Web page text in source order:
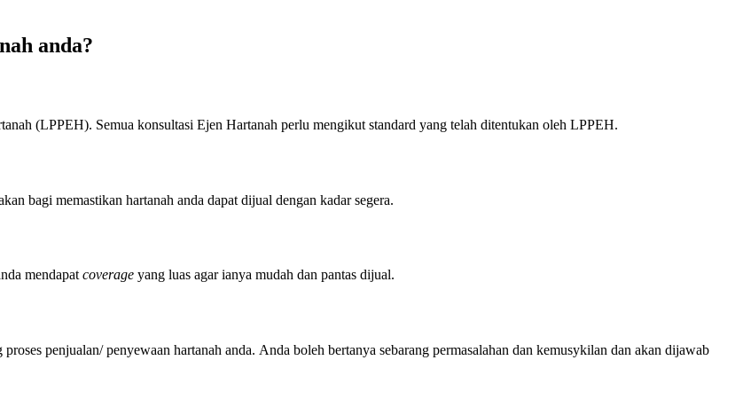
anda?
(LPPEH). Semua konsultasi Ejen Hartanah perlu mengikut standard yang telah ditentukan oleh LPPEH.
bagi memastikan hartanah anda dapat dijual dengan kadar segera.
mendapat coverage yang luas agar ianya mudah dan pantas dijual.
penjualan/ penyewaan hartanah anda. Anda boleh bertanya sebarang permasalahan dan kemusykilan dan akan dijawab